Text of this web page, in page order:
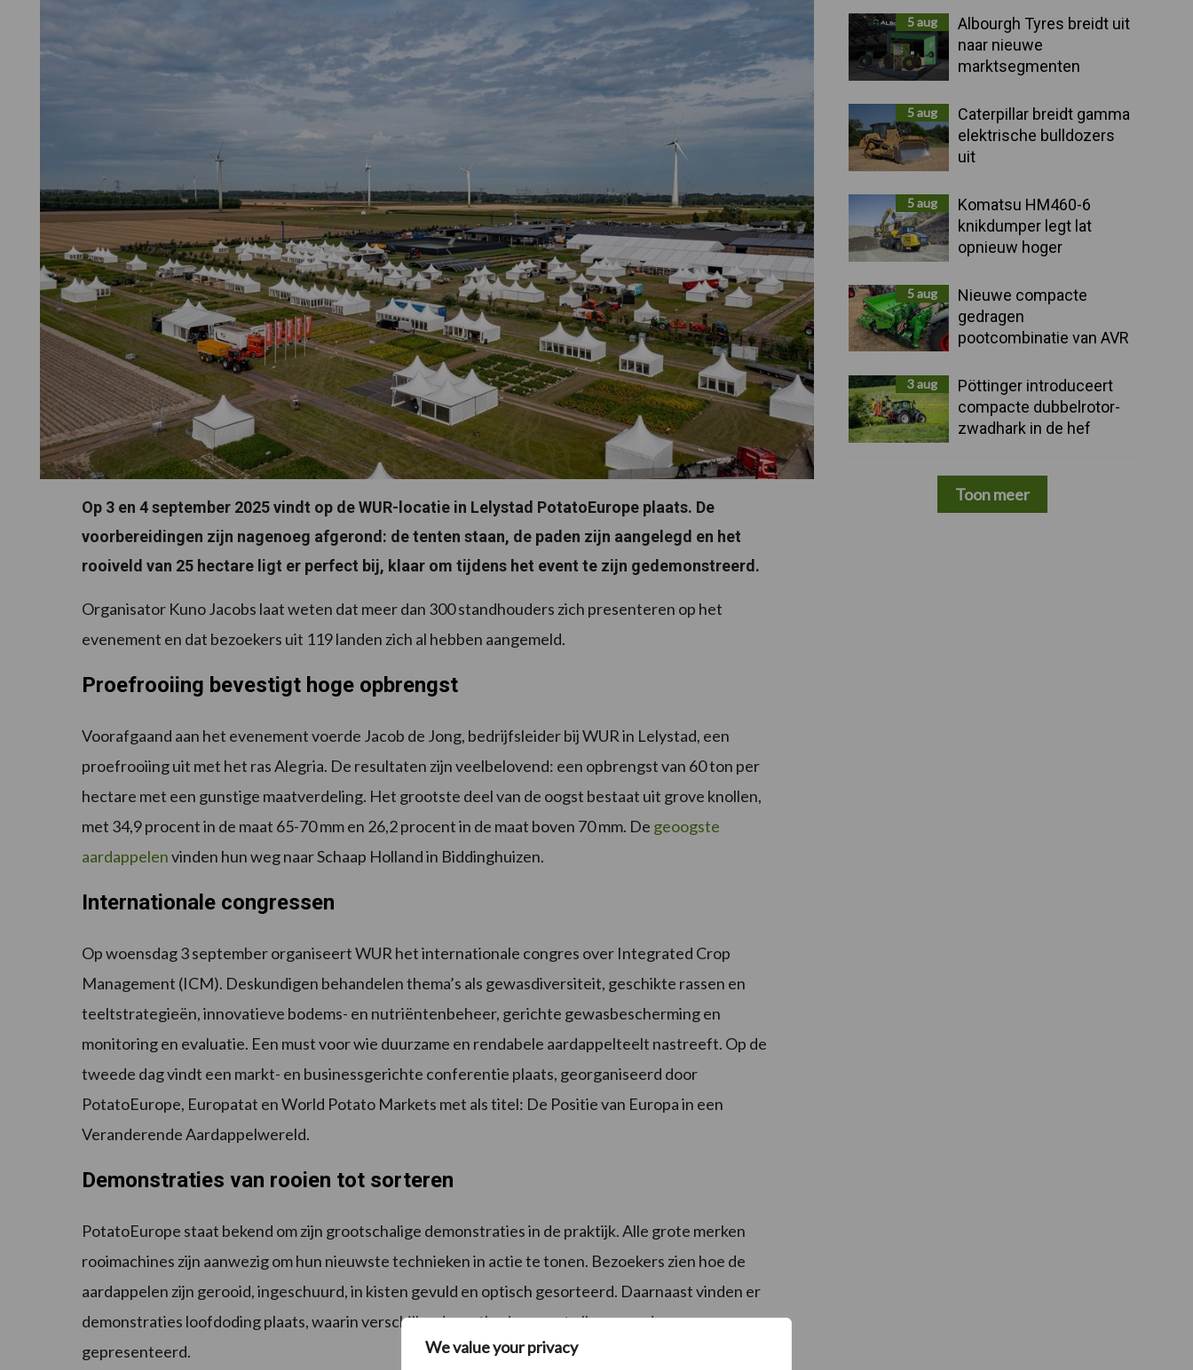
We value your privacy
Op 3 en 4 september 2025 vindt op de WUR-locatie in Lelystad PotatoEurope plaats. De
voorbereidingen zijn nagenoeg afgerond: de tenten staan, de paden zijn aangelegd en het
rooiveld van 25 hectare ligt er perfect bij, klaar om tijdens het event te zijn gedemonstreerd.
Organisator Kuno Jacobs laat weten dat meer dan 300 standhouders zich presenteren op het
evenement en dat bezoekers uit 119 landen zich al hebben aangemeld.
Proefrooiing bevestigt hoge opbrengst
Voorafgaand aan het evenement voerde Jacob de Jong, bedrijfsleider bij WUR in Lelystad, een
proefrooiing uit met het ras Alegria. De resultaten zijn veelbelovend: een opbrengst van 60 ton per
hectare met een gunstige maatverdeling. Het grootste deel van de oogst bestaat uit grove knollen,
met 34,9 procent in de maat 65-70 mm en 26,2 procent in de maat boven 70 mm. De geoogste
aardappelenvinden hun weg naar Schaap Holland in Biddinghuizen.
Internationale congressen
Op woensdag 3 september organiseert WUR het internationale congres over Integrated Crop
Management (ICM). Deskundigen behandelen thema’s als gewasdiversiteit, geschikte rassen en
teeltstrategieën, innovatieve bodems- en nutriëntenbeheer, gerichte gewasbescherming en
monitoring en evaluatie. Een must voor wie duurzame en rendabele aardappelteelt nastreeft. Op de
tweede dag vindt een markt- en businessgerichte conferentie plaats, georganiseerd door
PotatoEurope, Europatat en World Potato Markets met als titel: De Positie van Europa in een
Veranderende Aardappelwereld.
Demonstraties van rooien tot sorteren
PotatoEurope staat bekend om zijn grootschalige demonstraties in de praktijk. Alle grote merken
rooimachines zijn aanwezig om hun nieuwste technieken in actie te tonen. Bezoekers zien hoe de
aardappelen zijn gerooid, ingeschuurd, in kisten gevuld en optisch gesorteerd. Daarnaast vinden er
demonstraties loofdoding plaats, waarin verschillende methoden naast elkaar worden
gepresenteerd.
Sidebar5 aug
Albourgh Tyres breidt uit
naar nieuwe
marktsegmenten
5 aug
Caterpillar breidt gamma
elektrische bulldozers
uit
5 aug
Komatsu HM460-6
knikdumper legt lat
opnieuw hoger
5 aug
Nieuwe compacte
gedragen
pootcombinatie van AVR
3 aug
Pöttinger introduceert
compacte dubbelrotor-
zwadhark in de hef
Toon meer